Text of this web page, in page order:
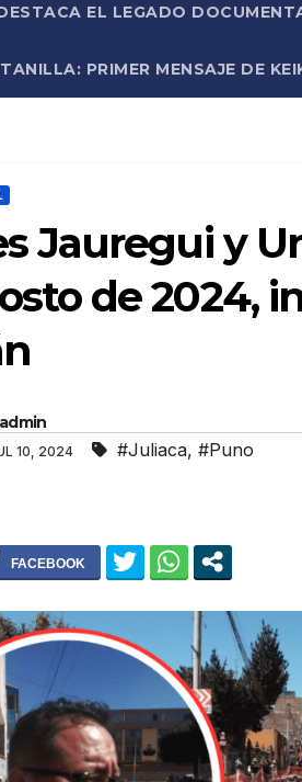
EL LEGADO
PRIMER MENSAJE DE
Jauregui y
de 2024,
admin
10, 2024 #Juliaca, #Puno